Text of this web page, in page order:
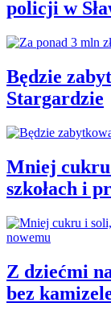
policji w
Będzie
Stargardzie
Mniej
szkołach i
Z dziećmi
bez